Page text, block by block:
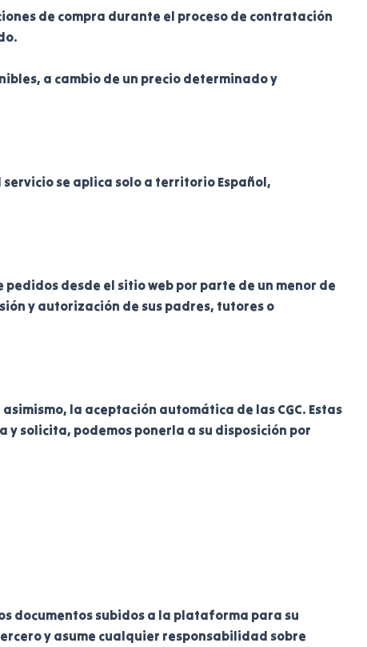
de compra durante el proceso de contratación
a cambio de un precio determinado y
se aplica solo a territorio Español,
desde el sitio web por parte de un menor de
y autorización de sus padres, tutores o
la aceptación automática de las CGC. Estas
y solicita, podemos ponerla a su disposición por
documentos subidos a la plataforma para su
y asume cualquier responsabilidad sobre